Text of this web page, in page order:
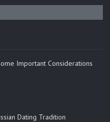
Important Considerations
Dating Tradition